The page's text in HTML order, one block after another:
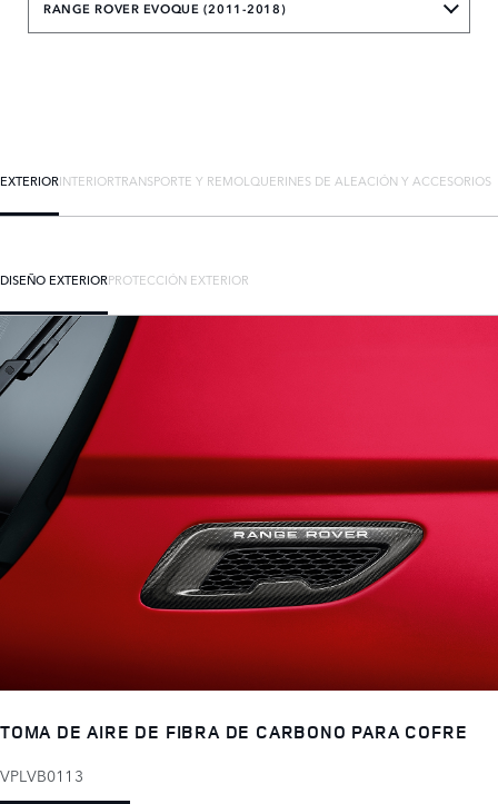
RANGE ROVER EVOQUE (2011-2018)
EXTERIORINTERIORTRANSPORTE Y REMOLQUERINES DE ALEACIÓN Y ACCESORIOS
DISEÑO EXTERIORPROTECCIÓN EXTERIOR
TOMA DE AIRE DE FIBRA DE CARBONO PARA COFRE
VPLVB0113